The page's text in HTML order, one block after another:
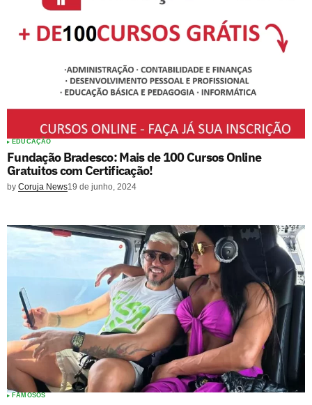
EDUCAÇÃO
Fundação Bradesco: Mais de 100 Cursos Online
Gratuitos com Certificação!
by Coruja News19 de junho, 2024
FAMOSOS